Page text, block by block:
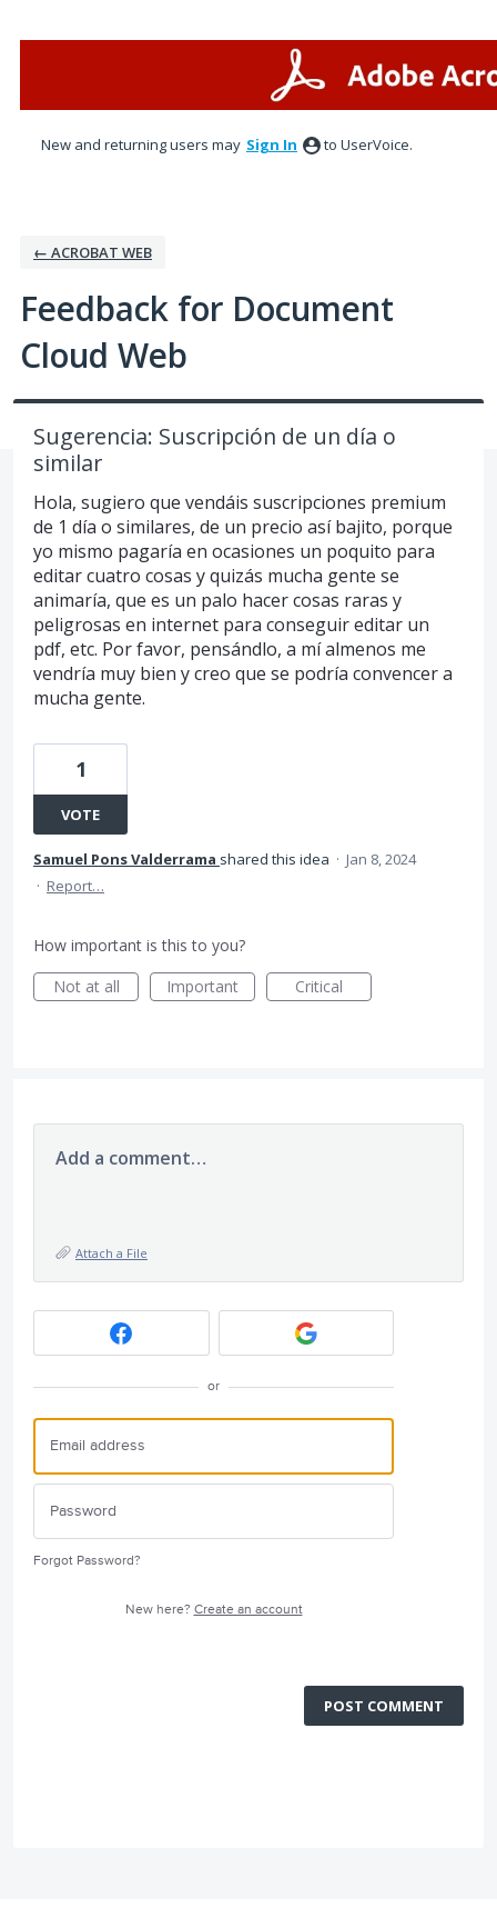
New and returning users may Sign In to UserVoice.
← ACROBAT WEB
Feedback for Document
Cloud Web
Sugerencia: Suscripción de un día o
similar
Hola, sugiero que vendáis suscripciones premium
de 1 día o similares, de un precio así bajito, porque
yo mismo pagaría en ocasiones un poquito para
editar cuatro cosas y quizás mucha gente se
animaría, que es un palo hacer cosas raras y
peligrosas en internet para conseguir editar un
pdf, etc. Por favor, pensándlo, a mí almenos me
vendría muy bien y creo que se podría convencer a
mucha gente.
1
VOTE
Samuel Pons Valderrama shared this idea · Jan 8, 2024
· Report…
How important is this to you?
Not at all
Important Critical
Add a comment…
Attach a File
or
Forgot Password?
New here? Create an account
POST COMMENT